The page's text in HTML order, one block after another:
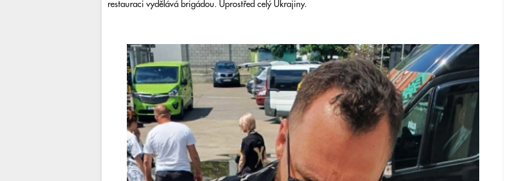
restauraci vydělává brigádou. Uprostřed celý Ukrajiny.